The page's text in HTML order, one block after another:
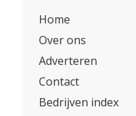
Home
Over ons
Adverteren
Contact
Bedrijven index